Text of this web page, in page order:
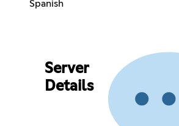
Spanish
Server
Details